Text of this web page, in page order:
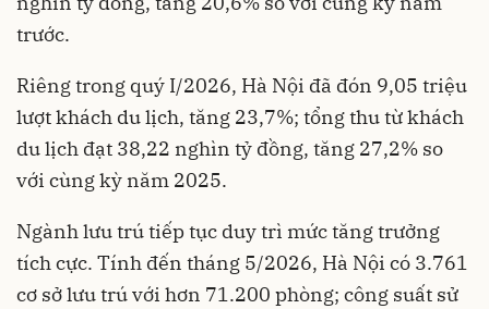
trước.
Riêng trong quý I/2026, Hà Nội đã đón 9,05 triệu
lượt khách du lịch, tăng 23,7%; tổng thu từ khách
du lịch đạt 38,22 nghìn tỷ đồng, tăng 27,2% so
với cùng kỳ năm 2025.
Ngành lưu trú tiếp tục duy trì mức tăng trưởng
tích cực. Tính đến tháng 5/2026, Hà Nội có 3.761
cơ sở lưu trú với hơn 71.200 phòng; công suất sử